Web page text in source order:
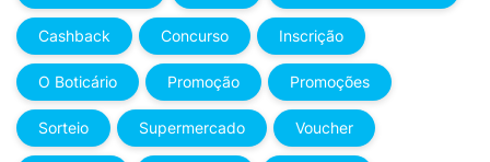
Cashback Concurso Inscrição
O Boticário Promoção Promoções
Sorteio Supermercado Voucher